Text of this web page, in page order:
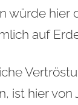
würde hier
auf
ist hier